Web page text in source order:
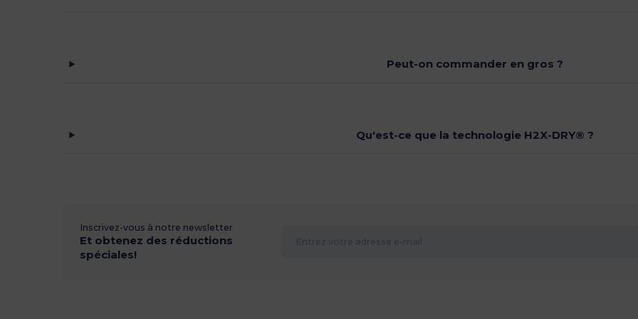
Peut-on commander en gros ?
Qu'est-ce que la technologie H2X-DRY® ?
Inscrivez-vous à notre newsletter
Et obtenez des réductions
spéciales!